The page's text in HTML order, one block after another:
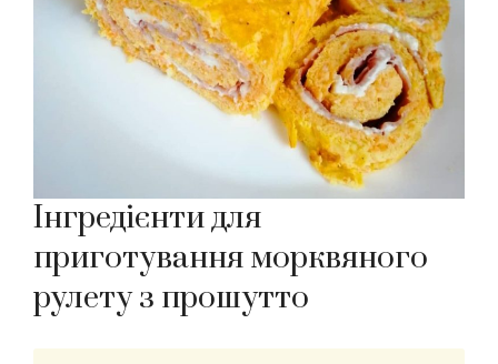
Інгредієнти для
приготування морквяного
рулету з прошутто